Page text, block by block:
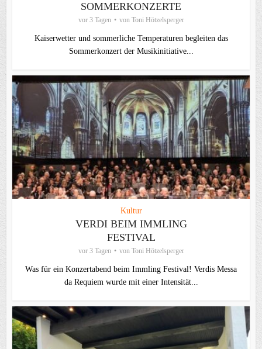
SOMMERKONZERTE
vor 3 Tagen von Toni Hötzelsperger
Kaiserwetter und sommerliche Temperaturen begleiten das
Sommerkonzert der Musikinitiative...
Kultur
VERDI BEIM IMMLING
FESTIVAL
vor 3 Tagen von Toni Hötzelsperger
Was für ein Konzertabend beim Immling Festival! Verdis Messa
da Requiem wurde mit einer Intensität...